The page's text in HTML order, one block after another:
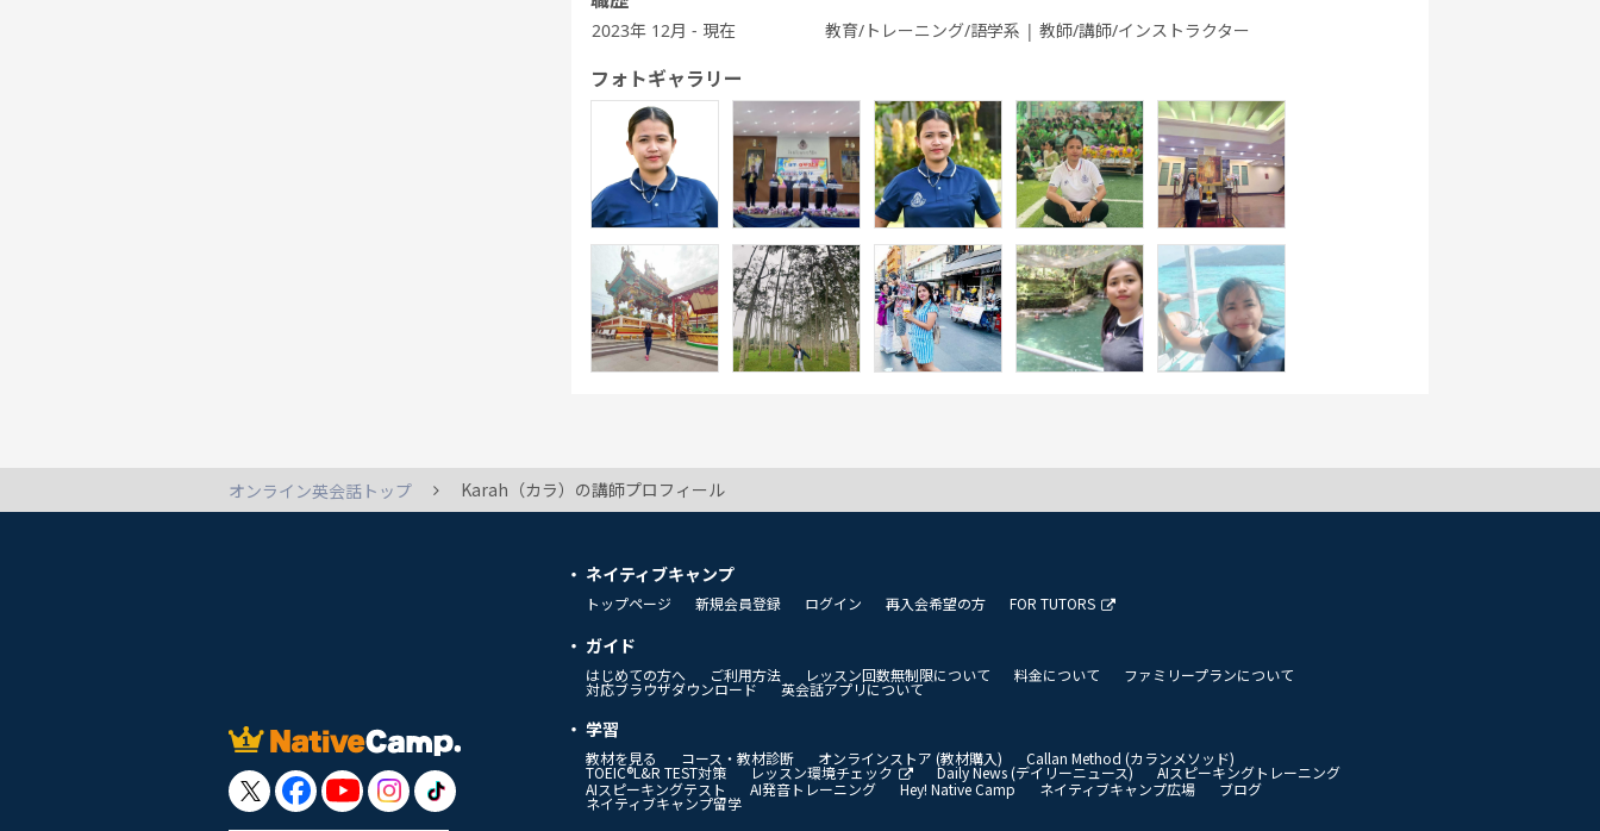
キッズ - 基本
のえいご
キッズ - 絵本
のえいご
キッズ - ゲー
ムでえいご
Let's Go (レ
ッツゴー)
都道府県教材フリートーク職種別英会話
基礎
職種別英会話
実践
ワーホリ英会
話 実践
2023年 12月 - 現在 教育/トレーニング/語学系 | 教師/講師/インストラクター
フォトギャラリー
オンライン英会話トップ Karah（カラ）の講師プロフィール
ネイティブキャンプ
トップページ 新規会員登録 ログイン 再入会希望の方 FOR TUTORS
ガイド
はじめての方へ ご利用方法 レッスン回数無制限について 料金について ファミリープランについて
対応ブラウザダウンロード 英会話アプリについて
学習
教材を見る コース・教材診断 オンラインストア (教材購入) Callan Method (カランメソッド)
TOEIC®L&R TEST対策 レッスン環境チェック Daily News (デイリーニュース)
AIスピーキングトレーニング
AIスピーキングテスト
AI発音トレーニング Hey! Native Camp ネイティブキャンプ広場 ブログ
ネイティブキャンプ留学